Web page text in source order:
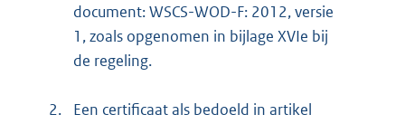
document: WSCS-WOD-F: 2012, versie
1, zoals opgenomen in bijlage XVIe bij
de regeling.
2.
Een certificaat als bedoeld in artikel